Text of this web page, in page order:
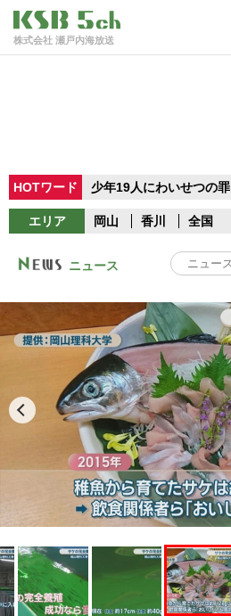
株式会社 瀬戸内海放送
HOTワード 少年19人にわいせつの罪
エリア 岡山 香川 全国
ニュース
Play